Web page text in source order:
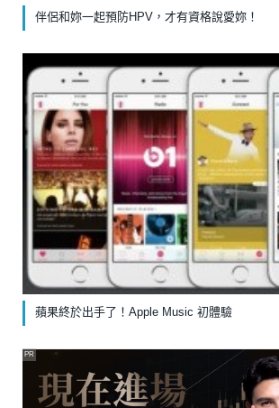
伴侶和妳一起預防HPV，才有資格說愛妳！
蘋果終於出手了！Apple Music 初體驗
PR